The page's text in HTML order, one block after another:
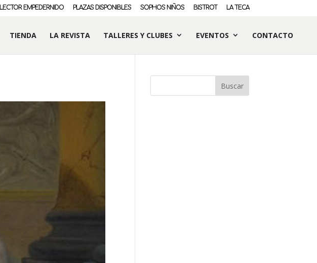
LECTOR EMPEDERNIDO PLAZAS DISPONIBLES SOPHOS NIÑOS BISTROT LA TECA
TIENDA LA REVISTA TALLERES Y CLUBES EVENTOS CONTACTO